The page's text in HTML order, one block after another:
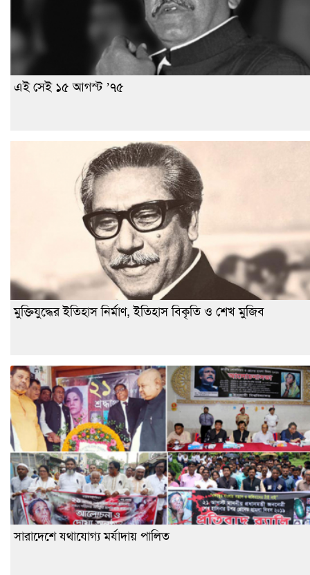
এই সেই ১৫ আগস্ট ’৭৫
মুক্তিযুদ্ধের ইতিহাস নির্মাণ, ইতিহাস বিকৃতি ও শেখ মুজিব
সারাদেশে যথাযোগ্য মর্যাদায় পালিত